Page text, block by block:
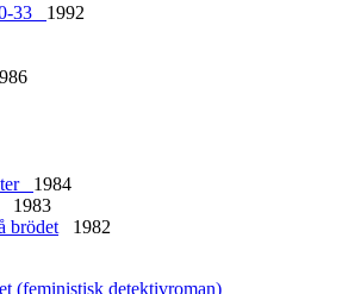
33 1992
1984
1983
brödet 1982
(feministisk detektivroman)